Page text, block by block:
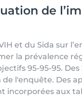
de
et du Sida sur
la prévalence
95-95-95. Des
l'enquête. Des
incorporées aux